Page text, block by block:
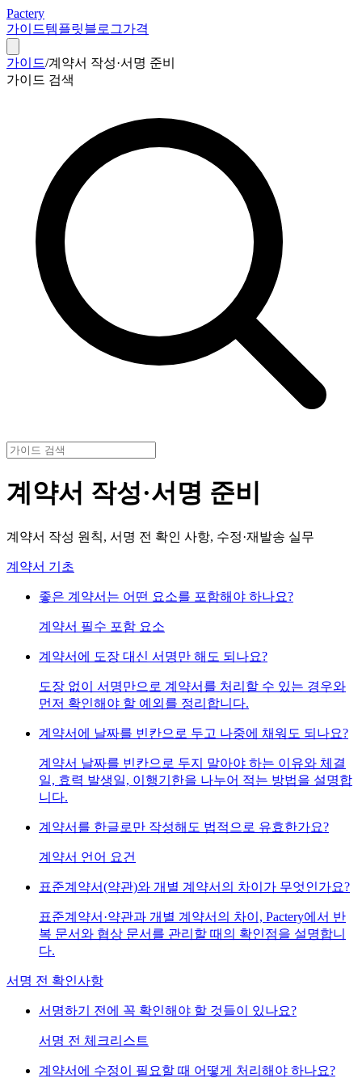
Pactery
가이드템플릿블로그가격
가이드/계약서 작성·서명 준비
가이드 검색
계약서 작성·서명 준비
계약서 작성 원칙, 서명 전 확인 사항, 수정·재발송 실무
계약서 기초
좋은 계약서는 어떤 요소를 포함해야 하나요?
계약서 필수 포함 요소
계약서에 도장 대신 서명만 해도 되나요?
도장 없이 서명만으로 계약서를 처리할 수 있는 경우와
먼저 확인해야 할 예외를 정리합니다.
계약서에 날짜를 빈칸으로 두고 나중에 채워도 되나요?
계약서 날짜를 빈칸으로 두지 말아야 하는 이유와 체결
일, 효력 발생일, 이행기한을 나누어 적는 방법을 설명합
니다.
계약서를 한글로만 작성해도 법적으로 유효한가요?
계약서 언어 요건
표준계약서(약관)와 개별 계약서의 차이가 무엇인가요?
표준계약서·약관과 개별 계약서의 차이, Pactery에서 반
복 문서와 협상 문서를 관리할 때의 확인점을 설명합니
다.
서명 전 확인사항
서명하기 전에 꼭 확인해야 할 것들이 있나요?
서명 전 체크리스트
계약서에 수정이 필요할 때 어떻게 처리해야 하나요?